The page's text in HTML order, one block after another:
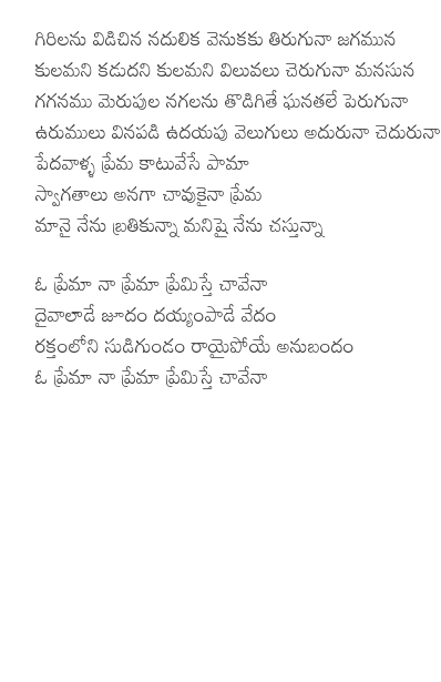
గిరిలను విడిచిన నదులిక వెనుకకు తిరుగునా జగమున
కులమని కడుదని కులమని విలువలు చెరుగునా మనసున
గగనము మెరుపుల నగలను తొడిగితే ఘనతలే పెరుగునా
ఉరుములు వినపడి ఉదయపు వెలుగులు అదురునా చెదురునా
పేదవాళ్ళ ప్రేమ కాటువేసే పామా
స్వాగతాలు అనగా చావుకైనా ప్రేమ
మానై నేను బ్రతికున్నా మనిషై నేను చస్తున్నా
ఓ ప్రేమా నా ప్రేమా ప్రేమిస్తే చావేనా
దైవాలాడే జూదం దయ్యంపాడే వేదం
రక్తంలోని సుడిగుండం రాయైపోయే అనుబందం
ఓ ప్రేమా నా ప్రేమా ప్రేమిస్తే చావేనా